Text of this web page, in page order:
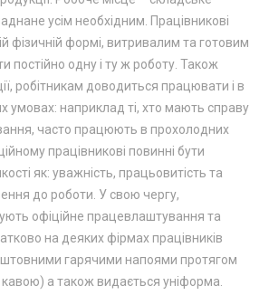
усім необхідним. Працівникові
фізичній формі, витривалим та готовим
постійно одну і ту ж роботу. Також
робітникам доводиться працювати і в
умовах: наприклад ті, хто мають справу
часто працюють в прохолодних
працівникові повинні бути
як: уважність, працьовитість та
до роботи. У свою чергу,
офіційне працевлаштування та
на деяких фірмах працівників
гарячими напоями протягом
кавою) а також видається уніформа.